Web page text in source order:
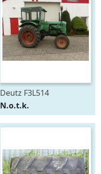
Deutz F3L514
N.o.t.k.